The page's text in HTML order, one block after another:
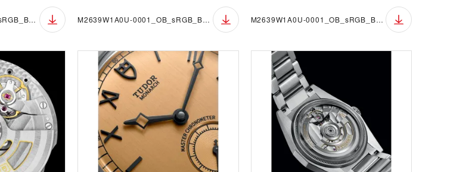
M2639W1A0U-0001_OF_sRGB_BGB M2639W1A0U-0001_OB_sRGB_BGW M2639W1A0U-0001_OB_sRGB_BGB